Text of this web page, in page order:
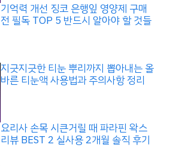
기억력 개선 징코 은행잎 영양제 구매
전 필독 TOP 5 반드시 알아야 할 것들
지긋지긋한 티눈 뿌리까지 뽑아내는 올
바른 티눈액 사용법과 주의사항 정리
요리사 손목 시큰거릴 때 파라핀 왁스
리뷰 BEST 2 실사용 2개월 솔직 후기